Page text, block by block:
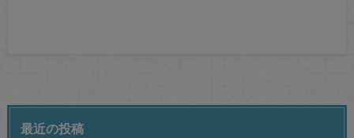
最近の投稿